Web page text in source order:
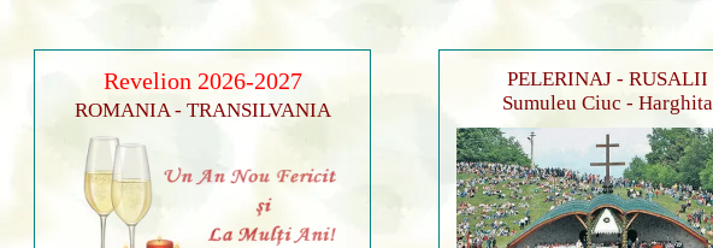
Revelion 2026-2027
ROMANIA - TRANSILVANIA
PELERINAJ - RUSALII
Sumuleu Ciuc - Harghita